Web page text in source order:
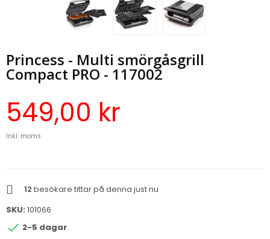
Princess - Multi smörgåsgrill
Compact PRO - 117002
549,00 kr
Inkl. moms
12 besökare tittar på denna just nu
SKU: 101066
 2-5 dagar